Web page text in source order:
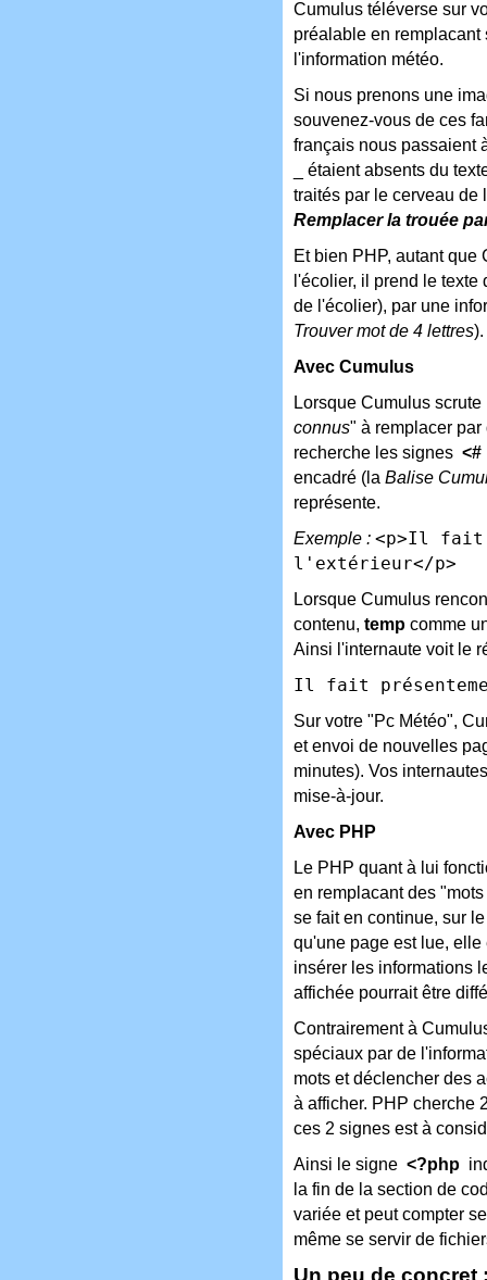
Cumulus téléverse sur
préalable en
l'information météo.
Si nous prenons une
souvenez-vous de ces
français nous passaient
_ étaient absents du
traités par le cerveau
Remplacer la trouée
Et bien PHP, autant que
l'écolier, il prend le texte
de l'écolier), par une
Trouver mot de 4 lettres).
Avec Cumulus
Lorsque Cumulus
connus" à remplacer
recherche les signes <#
encadré (la Balise
représente.
Exemple : <p>Il fait
l'extérieur</p>
Lorsque Cumulus
contenu, temp comme
Ainsi l'internaute voit le
Il fait
Sur votre "Pc Météo",
et envoi de nouvelles
minutes). Vos
mise-à-jour.
Avec PHP
Le PHP quant à lui
en remplacant des
se fait en continue, sur
qu'une page est lue,
insérer les informations
affichée pourrait être
Contrairement à
spéciaux par de
mots et déclencher des
à afficher. PHP cherche
ces 2 signes est à
Ainsi le signe <?php
la fin de la section de
variée et peut compter
même se servir de
Un peu de concret